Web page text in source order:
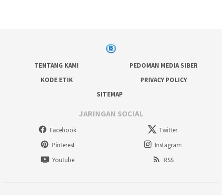
TENTANG KAMI
PEDOMAN MEDIA SIBER
KODE ETIK
PRIVACY POLICY
SITEMAP
JARINGAN SOCIAL
Facebook
Twitter
Pinterest
Instagram
Youtube
RSS